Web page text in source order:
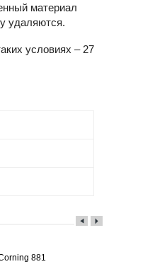
материал
удаляются.
условиях – 27
881